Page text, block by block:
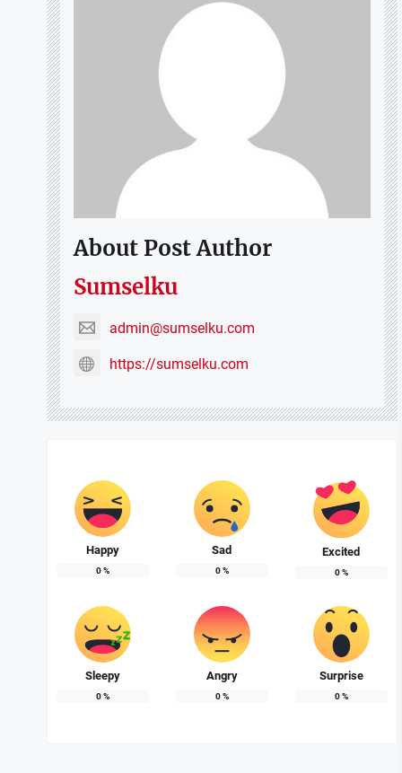
About Post Author
Sumselku
admin@sumselku.com
https://sumselku.com
Happy
0%
Sad
0%
Excited
0%
Sleepy
0%
Angry
0%
Surprise
0%